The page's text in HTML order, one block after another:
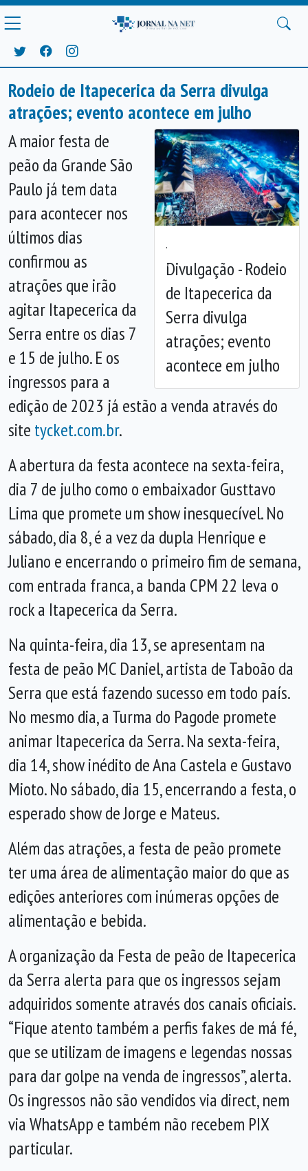
Rodeio de Itapecerica da Serra divulga
atrações; evento acontece em julho
.
Divulgação - Rodeio
de Itapecerica da
Serra divulga
atrações; evento
acontece em julho
Anterior
A maior festa de
peão da Grande São
Paulo já tem data
para acontecer nos
últimos dias
confirmou as
atrações que irão
agitar Itapecerica da
Serra entre os dias 7
e 15 de julho. E os
ingressos para a
edição de 2023 já estão a venda através do
site tycket.com.br.
A abertura da festa acontece na sexta-feira,
dia 7 de julho como o embaixador Gusttavo
Lima que promete um show inesquecível. No
sábado, dia 8, é a vez da dupla Henrique e
Juliano e encerrando o primeiro fim de semana,
com entrada franca, a banda CPM 22 leva o
rock a Itapecerica da Serra.
Na quinta-feira, dia 13, se apresentam na
festa de peão MC Daniel, artista de Taboão da
Serra que está fazendo sucesso em todo país.
No mesmo dia, a Turma do Pagode promete
animar Itapecerica da Serra. Na sexta-feira,
dia 14, show inédito de Ana Castela e Gustavo
Mioto. No sábado, dia 15, encerrando a festa, o
esperado show de Jorge e Mateus.
Além das atrações, a festa de peão promete
ter uma área de alimentação maior do que as
edições anteriores com inúmeras opções de
alimentação e bebida.
A organização da Festa de peão de Itapecerica
da Serra alerta para que os ingressos sejam
adquiridos somente através dos canais oficiais.
“Fique atento também a perfis fakes de má fé,
que se utilizam de imagens e legendas nossas
para dar golpe na venda de ingressos”, alerta.
Os ingressos não são vendidos via direct, nem
via WhatsApp e também não recebem PIX
particular.